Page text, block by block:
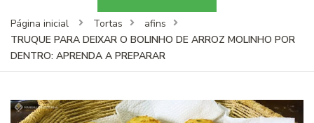
Página inicial Tortas
afins
TRUQUE PARA DEIXAR O BOLINHO DE ARROZ MOLINHO POR
DENTRO: APRENDA A PREPARAR